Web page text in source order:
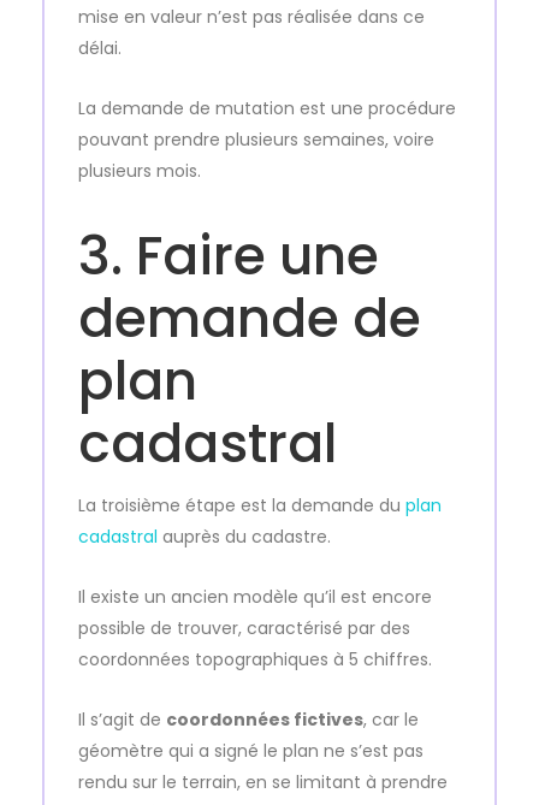
mise en valeur n’est pas réalisée dans ce
délai.
La demande de mutation est une procédure
pouvant prendre plusieurs semaines, voire
plusieurs mois.
3. Faire une
demande de
plan
cadastral
La troisième étape est la demande du plan
cadastral auprès du cadastre.
Il existe un ancien modèle qu’il est encore
possible de trouver, caractérisé par des
coordonnées topographiques à 5 chiffres.
Il s’agit de coordonnées fictives, car le
géomètre qui a signé le plan ne s’est pas
rendu sur le terrain, en se limitant à prendre